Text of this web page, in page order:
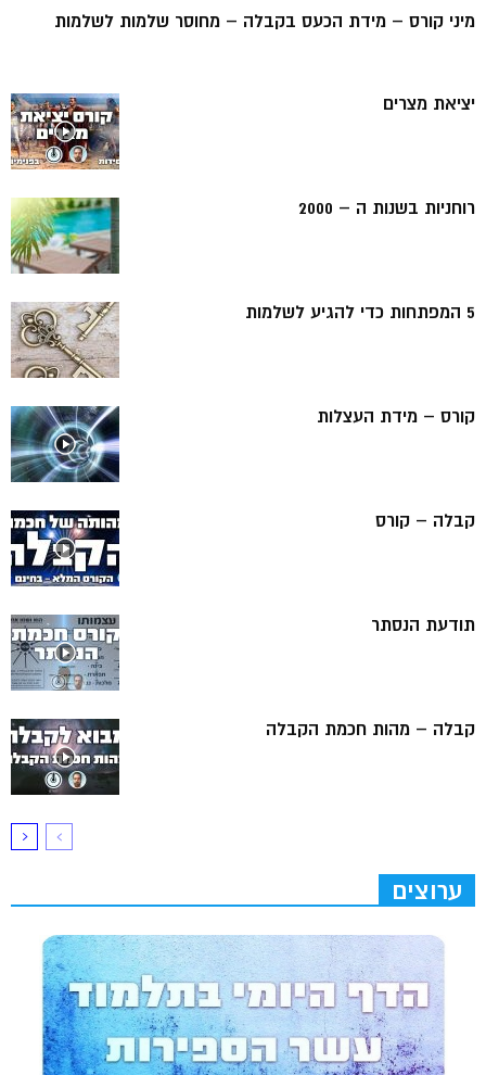
מיני קורס – מידת הכעס בקבלה – מחוסר שלמות לשלמות
יציאת מצרים
רוחניות בשנות ה – 2000
5 המפתחות כדי להגיע לשלמות
קורס – מידת העצלות
קבלה – קורס
תודעת הנסתר
קבלה – מהות חכמת הקבלה
ערוצים